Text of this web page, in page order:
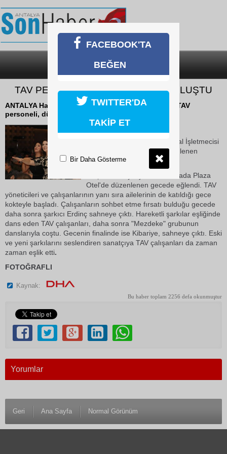
SON DAKİKA
TAV PERSONELİ ÖZEL GECEDE BULUŞTU
ANTALYA Havalimanı Terminal İşletmecisi Fraport TAV
personeli, düzenlenen gecede bir araya geldi.
15 Aralık 2018 Cumartesi 12:18
ANTALYA Havalimanı Terminal İşletmecisi
Fraport TAV personeli, düzenlenen
gecede bir araya geldi.
Fraport TAV çalışanları, Ramada Plaza
Otel'de düzenlenen gecede eğlendi. TAV
yöneticileri ve çalışanlarının yanı sıra ailelerinin de katıldığı gece
kokteyle başladı. Çalışanların sohbet etme fırsatı bulduğu gecede
daha sonra şarkıcı Erdinç sahneye çıktı. Hareketli şarkılar eşliğinde
dans eden TAV çalışanları, daha sonra "Mezdeke" grubunun
danslarıyla coştu. Gecenin finalinde ise Kibariye, sahneye çıktı. Eski
ve yeni şarkılarını seslendiren sanatçıya TAV çalışanları da zaman
zaman eşlik etti.
FOTOĞRAFLI
Kaynak:
Bu haber toplam 2256 defa okunmuştur
Yorumlar
Geri Ana Sayfa Normal Görünüm
FACEBOOK'TA
BEĞEN
TWITTER'DA
TAKİP ET
Bir Daha Gösterme